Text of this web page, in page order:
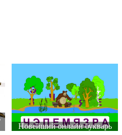
Новейший онлайн букварь